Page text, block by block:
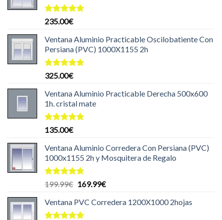
Valorado
de 5
235.00€
Ventana Aluminio Practicable Oscilobatiente Con
Persiana (PVC) 1000X1155 2h
Valorado
de 5
325.00€
Ventana Aluminio Practicable Derecha 500x600
1h. cristal mate
Valorado
de 5
135.00€
Ventana Aluminio Corredera Con Persiana (PVC)
1000x1155 2h y Mosquitera de Regalo
Valorado
de 5
199.99€ El
original
era:
169.99€El
actual
Ventana PVC Corredera 1200X1000 2hojas